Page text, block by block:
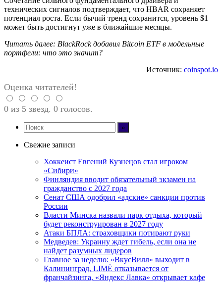
технических сигналов подтверждает, что HBAR сохраняет
потенциал роста. Если бычий тренд сохранится, уровень $1
может быть достигнут уже в ближайшие месяцы.
Читать далее: BlackRock добавил Bitcoin ETF в модельные
портфели: что это значит?
Источник: coinspot.io
Оценка читателей!
0 из 5 звезд. 0 голосов.
Свежие записи
Хоккеист Евгений Кузнецов стал игроком
«Сибири»
Финляндия вводит обязательный экзамен на
гражданство с 2027 года
Сенат США одобрил «адские» санкции против
России
Власти Минска назвали парк отдыха, который
будет реконструирован в 2027 году
Атаки БПЛА: страховщики потирают руки
Медведев: Украину ждет гибель, если она не
найдет разумных лидеров
Главное за неделю: «ВкусВилл» выходит в
Калининград, LIMÉ отказывается от
франчайзинга, «Яндекс Лавка» открывает кафе